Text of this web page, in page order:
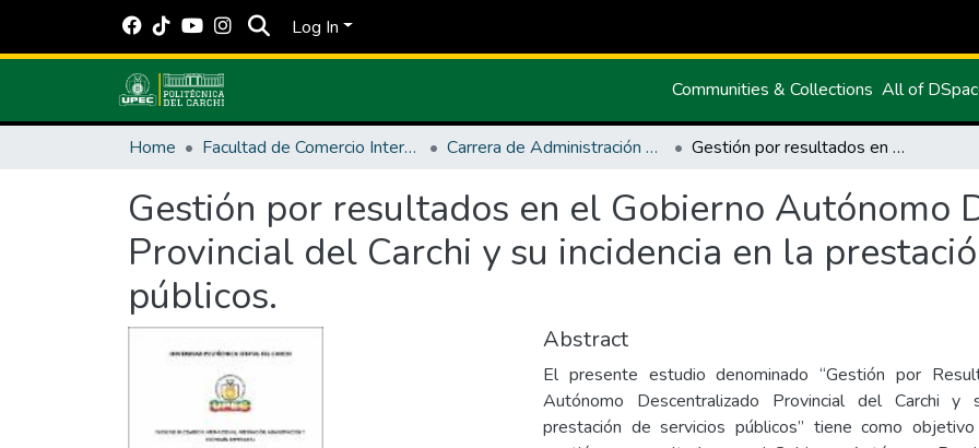
Log In
Communities & Collections All of
Home Facultad de Comercio Internacional, Integración, Administración y Economía Empresarial Carrera de Administración Pública Gestión por resultados en el Gobierno Autónomo Descentralizado Provincial del Carchi y su incidencia en la prestación de servicios públicos.
Gestión por resultados en el Gobierno Autónomo
Provincial del Carchi y su incidencia en la
públicos.
Abstract
El presente estudio denominado “Gestión por
Autónomo Descentralizado Provincial del Carchi y
prestación de servicios públicos” tiene como